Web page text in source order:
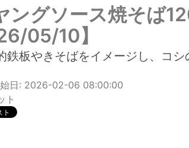
ングソース焼そば
05/10】
鉄板やきそばをイメージし、コ
日: 2026-02-06 08:00:00
ト